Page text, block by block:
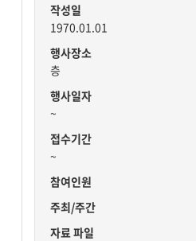
작성일
1970.01.01
행사장소
층
행사일자
~
접수기간
~
참여인원
주최/주간
자료 파일